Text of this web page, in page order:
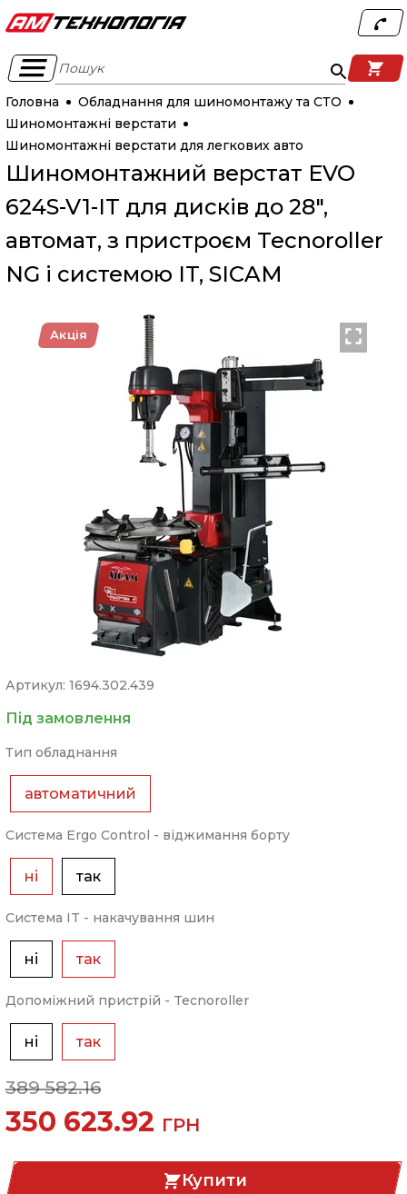
Пошук
Головна
Обладнання для шиномонтажу та СТО
Шиномонтажні верстати
Шиномонтажні верстати для легкових авто
Шиномонтажний верстат EVO
624S-V1-IT для дисків до 28",
автомат, з пристроєм Tecnoroller
NG і системою IT, SICAM
Акція
Артикул: 1694.302.439
Під замовлення
Тип обладнання
автоматичний
Система Ergo Control - віджимання борту
ні так
Система IT - накачування шин
ні так
Допоміжний пристрій - Tecnoroller
ні так
389 582.16
350 623.92 ГРН
Купити